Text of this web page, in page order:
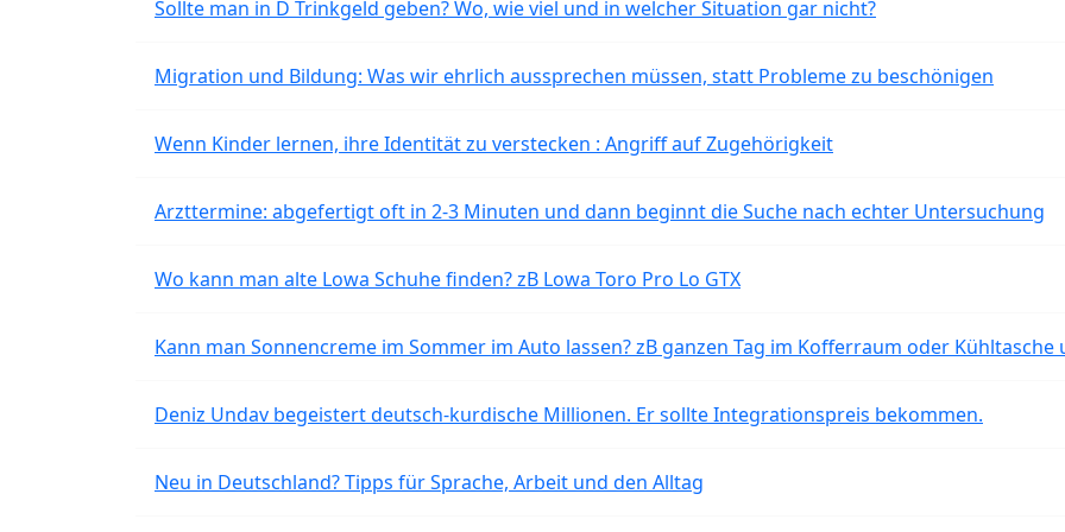
Sollte man in D Trinkgeld geben? Wo, wie viel und in welcher Situation gar nicht?
Migration und Bildung: Was wir ehrlich aussprechen müssen, statt Probleme zu beschönigen
Wenn Kinder lernen, ihre Identität zu verstecken : Angriff auf Zugehörigkeit
Arzttermine: abgefertigt oft in 2-3 Minuten und dann beginnt die Suche nach echter Untersuchung
Wo kann man alte Lowa Schuhe finden? zB Lowa Toro Pro Lo GTX
Kann man Sonnencreme im Sommer im Auto lassen? zB ganzen Tag im Kofferraum oder Kühltasche
Deniz Undav begeistert deutsch-kurdische Millionen. Er sollte Integrationspreis bekommen.
Neu in Deutschland? Tipps für Sprache, Arbeit und den Alltag